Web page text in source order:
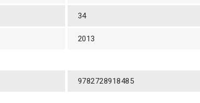
34
2013
9782728918485